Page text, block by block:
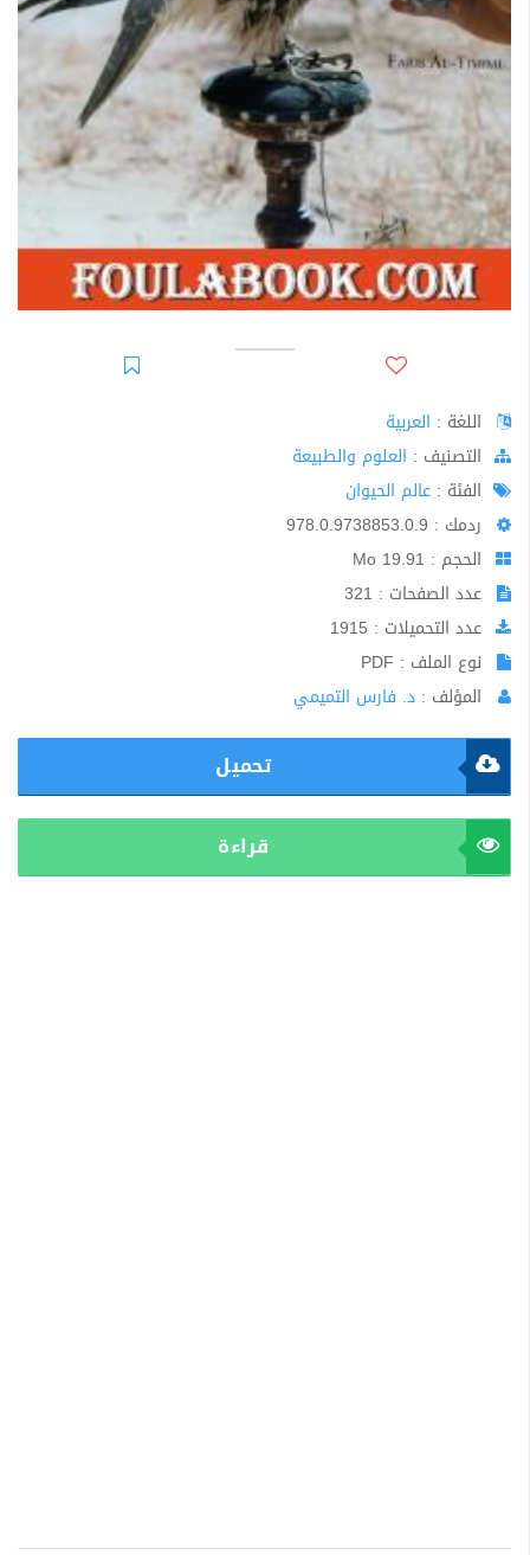
اللغة : العربية
اﻟﺘﺼﻨﻴﻒ : العلوم والطبيعة
الفئة : عالم الحيوان
ردمك : 978.0.9738853.0.9
الحجم : 19.91 Mo
عدد الصفحات : 321
عدد التحميلات : 1915
نوع الملف : PDF
المؤلف : د. فارس التميمي
تحميل
قراءة